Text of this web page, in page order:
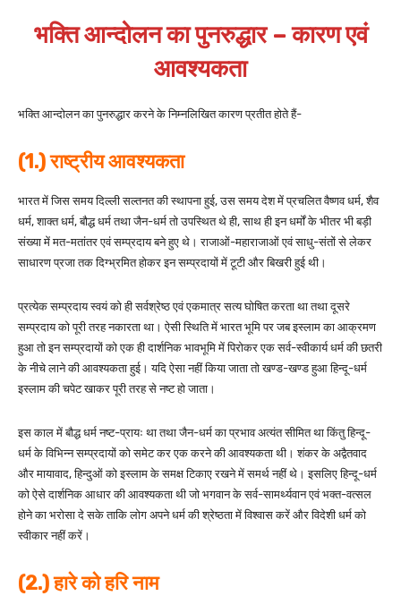
भक्ति आन्दोलन का पुनरुद्धार – कारण एवं
आवश्यकता
भक्ति आन्दोलन का पुनरुद्धार करने के निम्नलिखित कारण प्रतीत होते हैं-
(1.) राष्ट्रीय आवश्यकता
भारत में जिस समय दिल्ली सल्तनत की स्थापना हुई, उस समय देश में प्रचलित वैष्णव धर्म, शैव
धर्म, शाक्त धर्म, बौद्ध धर्म तथा जैन-धर्म तो उपस्थित थे ही, साथ ही इन धर्मों के भीतर भी बड़ी
संख्या में मत-मतांतर एवं सम्प्रदाय बने हुए थे। राजाओं-महाराजाओं एवं साधु-संतों से लेकर
साधारण प्रजा तक दिग्भ्रमित होकर इन सम्प्रदायों में टूटी और बिखरी हुई थी।
प्रत्येक सम्प्रदाय स्वयं को ही सर्वश्रेष्ठ एवं एकमात्र सत्य घोषित करता था तथा दूसरे
सम्प्रदाय को पूरी तरह नकारता था। ऐसी स्थिति में भारत भूमि पर जब इस्लाम का आक्रमण
हुआ तो इन सम्प्रदायों को एक ही दार्शनिक भावभूमि में पिरोकर एक सर्व-स्वीकार्य धर्म की छतरी
के नीचे लाने की आवश्यकता हुई। यदि ऐसा नहीं किया जाता तो खण्ड-खण्ड हुआ हिन्दू-धर्म
इस्लाम की चपेट खाकर पूरी तरह से नष्ट हो जाता।
इस काल में बौद्ध धर्म नष्ट-प्रायः था तथा जैन-धर्म का प्रभाव अत्यंत सीमित था किंतु हिन्दू-
धर्म के विभिन्न सम्प्रदायों को समेट कर एक करने की आवश्यकता थी। शंकर के अद्वैतवाद
और मायावाद, हिन्दुओं को इस्लाम के समक्ष टिकाए रखने में समर्थ नहीं थे। इसलिए हिन्दू-धर्म
को ऐसे दार्शनिक आधार की आवश्यकता थी जो भगवान के सर्व-सामर्थ्यवान एवं भक्त-वत्सल
होने का भरोसा दे सके ताकि लोग अपने धर्म की श्रेष्ठता में विश्वास करें और विदेशी धर्म को
स्वीकार नहीं करें।
(2.) हारे को हरि नाम